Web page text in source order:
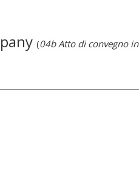
(04b Atto di convegno in